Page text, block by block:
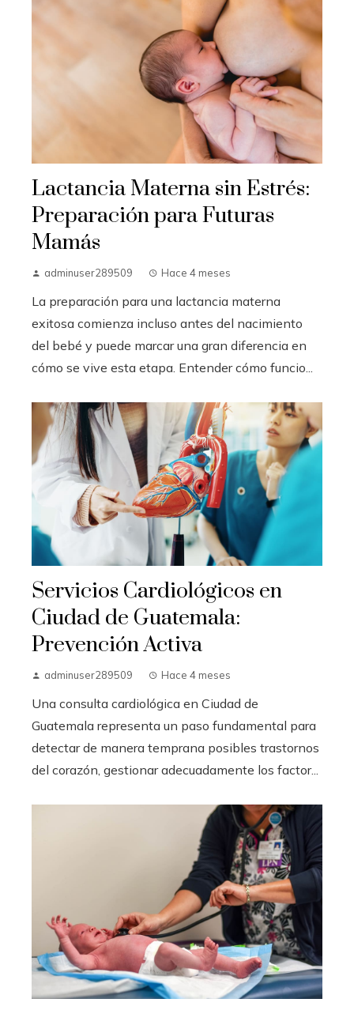
Lactancia Materna sin Estrés:
Preparación para Futuras
Mamás
adminuser289509 Hace 4 meses
La preparación para una lactancia materna
exitosa comienza incluso antes del nacimiento
del bebé y puede marcar una gran diferencia en
cómo se vive esta etapa. Entender cómo funcio...
Servicios Cardiológicos en
Ciudad de Guatemala:
Prevención Activa
adminuser289509 Hace 4 meses
Una consulta cardiológica en Ciudad de
Guatemala representa un paso fundamental para
detectar de manera temprana posibles trastornos
del corazón, gestionar adecuadamente los factor...